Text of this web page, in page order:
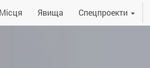
Явища Спецпроекти